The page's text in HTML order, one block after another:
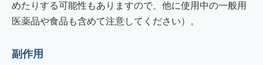
めたりする可能性もありますので、他に使用中の一般用
医薬品や食品も含めて注意してください）。
副作用